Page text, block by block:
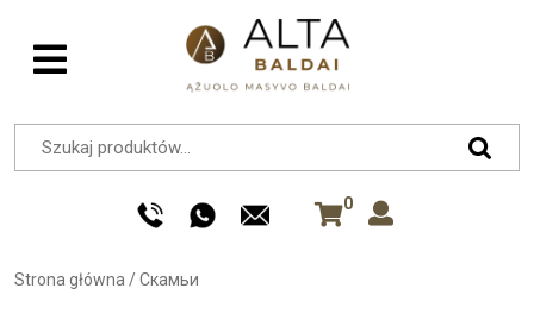
0
Strona główna /Скамьи